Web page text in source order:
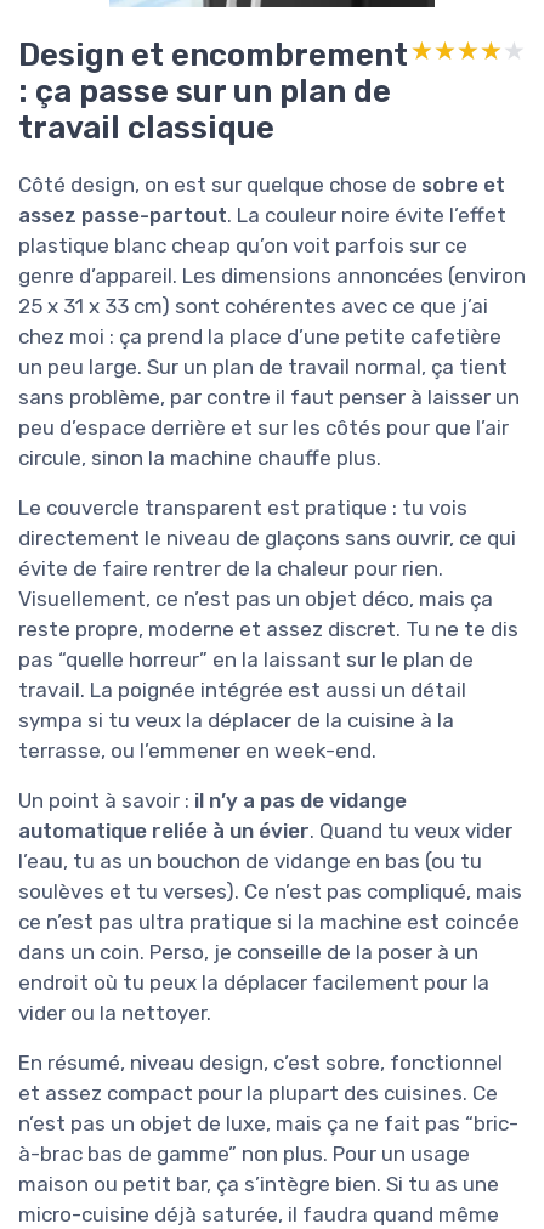
Design et encombrement
: ça passe sur un plan de
travail classique
★★★★★
★★★★★
Côté design, on est sur quelque chose de sobre et
assez passe-partout. La couleur noire évite l’effet
plastique blanc cheap qu’on voit parfois sur ce
genre d’appareil. Les dimensions annoncées (environ
25 x 31 x 33 cm) sont cohérentes avec ce que j’ai
chez moi : ça prend la place d’une petite cafetière
un peu large. Sur un plan de travail normal, ça tient
sans problème, par contre il faut penser à laisser un
peu d’espace derrière et sur les côtés pour que l’air
circule, sinon la machine chauffe plus.
Le couvercle transparent est pratique : tu vois
directement le niveau de glaçons sans ouvrir, ce qui
évite de faire rentrer de la chaleur pour rien.
Visuellement, ce n’est pas un objet déco, mais ça
reste propre, moderne et assez discret. Tu ne te dis
pas “quelle horreur” en la laissant sur le plan de
travail. La poignée intégrée est aussi un détail
sympa si tu veux la déplacer de la cuisine à la
terrasse, ou l’emmener en week-end.
Un point à savoir : il n’y a pas de vidange
automatique reliée à un évier. Quand tu veux vider
l’eau, tu as un bouchon de vidange en bas (ou tu
soulèves et tu verses). Ce n’est pas compliqué, mais
ce n’est pas ultra pratique si la machine est coincée
dans un coin. Perso, je conseille de la poser à un
endroit où tu peux la déplacer facilement pour la
vider ou la nettoyer.
En résumé, niveau design, c’est sobre, fonctionnel
et assez compact pour la plupart des cuisines. Ce
n’est pas un objet de luxe, mais ça ne fait pas “bric-
à-brac bas de gamme” non plus. Pour un usage
maison ou petit bar, ça s’intègre bien. Si tu as une
micro-cuisine déjà saturée, il faudra quand même